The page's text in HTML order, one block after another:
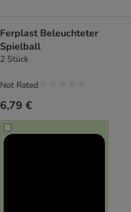
Ferplast Beleuchteter
Spielball
2 Stück
6,79 €
Not Rated